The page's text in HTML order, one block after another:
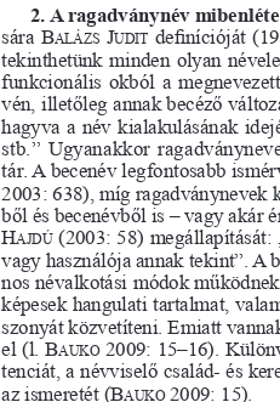
2. A ragadványnév
sára BaLázs
  J
udiT definícióját
tekinthetünk minden olyan
funkcionális okból a
vén, illetőleg annak becéző
hagyva a név kialakulásának
stb.” Ugyanakkor
tár. A becenév legfontosabb
2003: 638), míg
ből és becenévből is – vagy akár
HaJdú (2003: 58)
vagy használója annak tekint”. A
nos névalkotási módok
képesek hangulati tartalmat,
szonyát közvetíteni. Emiatt
el (l. Bauko 2009: 15–16).
tenciát, a névviselő család- és
az ismeretét (Bauko 2009: 15).